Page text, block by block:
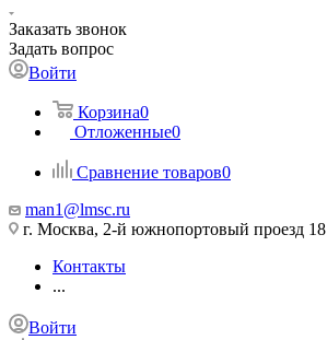
Заказать звонок
Задать вопрос
Войти
Корзина0
Отложенные0
Сравнение товаров0
man1@lmsc.ru
г. Москва, 2-й южнопортовый проезд 18
Контакты
...
Войти